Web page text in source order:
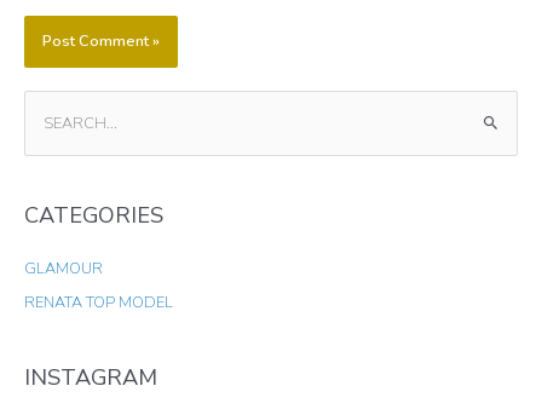
E
R
H
F
R
CATEGORIES
GLAMOUR
RENATA TOP MODEL
INSTAGRAM